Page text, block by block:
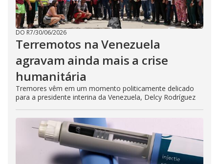
DO R7/30/06/2026
Terremotos na Venezuela
agravam ainda mais a crise
humanitária
Tremores vêm em um momento politicamente delicado
para a presidente interina da Venezuela, Delcy Rodríguez